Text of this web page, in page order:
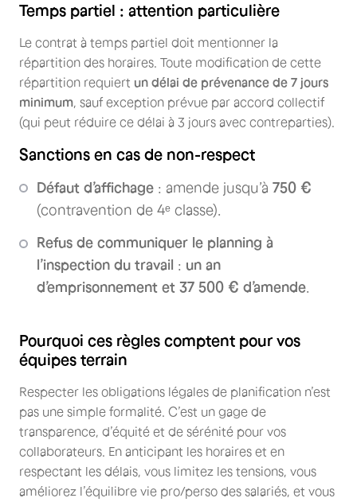
Temps partiel : attention particulière
Le contrat à temps partiel doit mentionner la
répartition des horaires. Toute modification de cette
répartition requiert un délai de prévenance de 7 jours
minimum , sauf exception prévue par accord collectif
(qui peut réduire ce délai à 3 jours avec contreparties).
Sanctions en cas de non-respect
Défaut d’affichage : amende jusqu’à 750 €
(contravention de 4ᵉ classe).
Refus de communiquer le planning à
l’inspection du travail : un an
d’emprisonnement et 37 500 € d’amende.
Pourquoi ces règles comptent pour vos
équipes terrain
Respecter les obligations légales de planification n’est
pas une simple formalité. C’est un gage de
transparence, d’équité et de sérénité pour vos
collaborateurs. En anticipant les horaires et en
respectant les délais, vous limitez les tensions, vous
améliorez l’équilibre vie pro/perso des salariés, et vous